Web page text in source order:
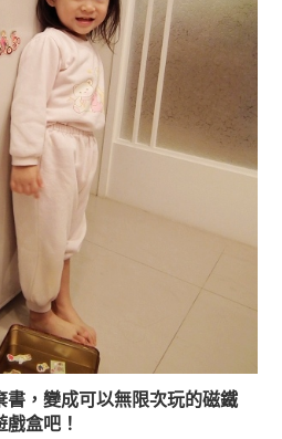
書，變成可以無限次玩的磁鐵
戲盒吧！